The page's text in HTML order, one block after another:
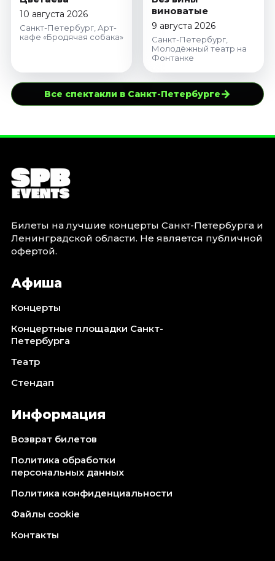
10 августа 2026
Санкт-Петербург, Арт-
кафе «Бродячая собака»
виноватые
9 августа 2026
Санкт-Петербург,
Молодёжный театр на
Фонтанке
Все спектакли в Санкт-Петербурге→
Билеты на лучшие концерты Санкт-Петербурга и
Ленинградской области. Не является публичной
офертой.
Афиша
Концерты
Концертные площадки Санкт-
Петербурга
Театр
Стендап
Информация
Возврат билетов
Политика обработки
персональных данных
Политика конфиденциальности
Файлы cookie
Контакты